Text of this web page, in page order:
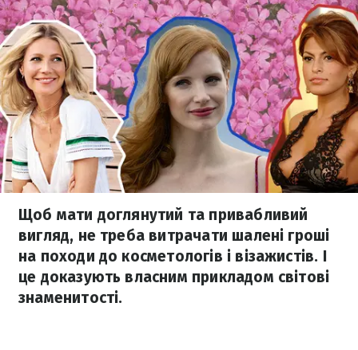
Щоб мати доглянутий та привабливий
вигляд, не треба витрачати шалені гроші
на походи до косметологів і візажистів. І
це доказують власним прикладом світові
знаменитості.